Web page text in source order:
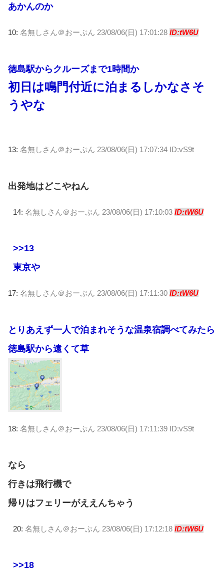
あかんのか
10: 名無しさん＠おーぷん 23/08/06(日) 17:01:28 ID:tW6U
徳島駅からクルーズまで1時間か
初日は鳴門付近に泊まるしかなさそ
うやな
13: 名無しさん＠おーぷん 23/08/06(日) 17:07:34 ID:vS9t
出発地はどこやねん
14: 名無しさん＠おーぷん 23/08/06(日) 17:10:03 ID:tW6U
>>13
東京や
17: 名無しさん＠おーぷん 23/08/06(日) 17:11:30 ID:tW6U
とりあえず一人で泊まれそうな温泉宿調べてみたら
徳島駅から遠くて草
18: 名無しさん＠おーぷん 23/08/06(日) 17:11:39 ID:vS9t
なら
行きは飛行機で
帰りはフェリーがええんちゃう
20: 名無しさん＠おーぷん 23/08/06(日) 17:12:18 ID:tW6U
>>18